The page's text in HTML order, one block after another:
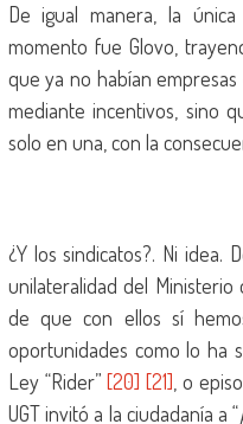
De igual manera, la
momento fue Glovo,
que ya no habían
mediante incentivos, sino
solo en una, con la
¿Y los sindicatos?. Ni idea.
unilateralidad del Ministerio
de que con ellos sí
oportunidades como lo ha
Ley “Rider”[20] [21] , o
UGT invitó a la ciudadanía a “